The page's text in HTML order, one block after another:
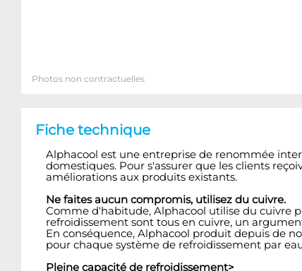
Photos non contractuelles
Fiche technique
Alphacool est une entreprise de renommée
domestiques. Pour s'assurer que les clients
améliorations aux produits existants.
Ne faites aucun compromis, utilisez du cuivre.
Comme d'habitude, Alphacool utilise du cuivre
refroidissement sont tous en cuivre, un
En conséquence, Alphacool produit depuis de
pour chaque système de refroidissement par
Pleine capacité de refroidissement>